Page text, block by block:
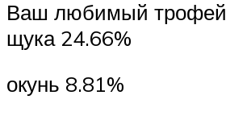
Ваш любимый трофей
щука 24.66%
окунь 8.81%